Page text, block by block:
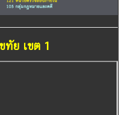
ทัย เขต 1